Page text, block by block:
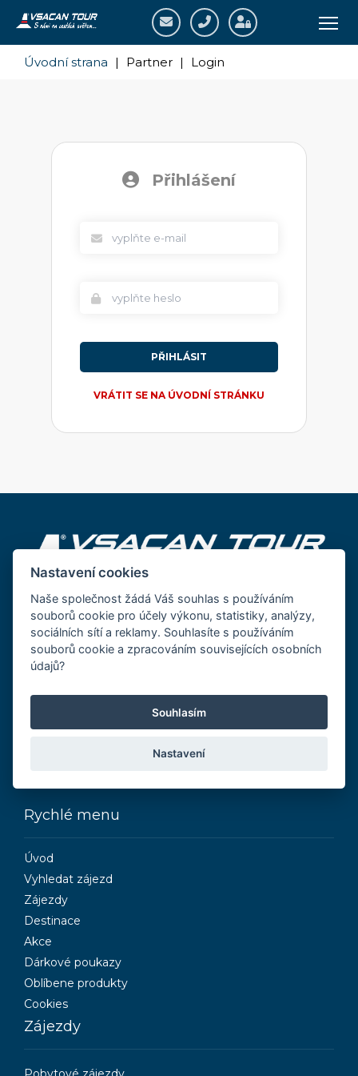
Úvodní strana | Partner | Login
Přihlášení
VRÁTIT SE NA ÚVODNÍ STRÁNKU
CK VSACAN TOUR s.r.o.
Dolní náměstí 344,
755 01 Vsetín
tel.:571 423 424
vsacantour@vsacantour.cz
Rychlé menu
Úvod
Vyhledat zájezd
Zájezdy
Destinace
Akce
Dárkové poukazy
Oblíbene produkty
Cookies
Zájezdy
Nastavení cookies
Naše společnost žádá Váš souhlas s používáním
souborů cookie pro účely výkonu, statistiky, analýzy,
sociálních sítí a reklamy. Souhlasíte s používáním
souborů cookie a zpracováním souvisejících osobních
údajů?
Souhlasím
Nastavení